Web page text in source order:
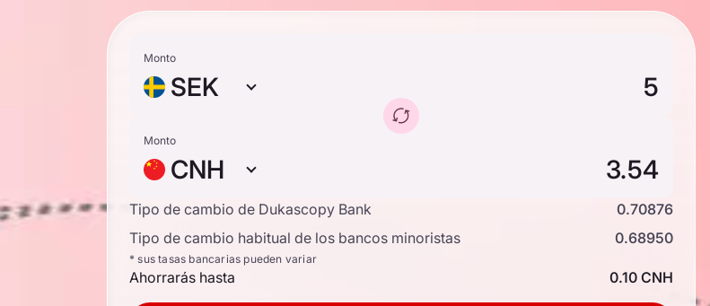
Monto
SEK
Monto
CNH
Tipo de cambio de Dukascopy Bank
0.70876
Tipo de cambio habitual de los bancos minoristas
0.68950
* sus tasas bancarias pueden variar
Ahorrarás hasta 0.10 CNH